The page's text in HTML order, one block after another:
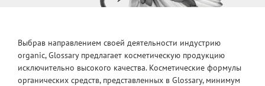
Выбрав направлением своей деятельности индустрию
organic, Glossary предлагает косметическую продукцию
исключительно высокого качества. Косметические формулы
органических средств, представленных в Glossary, минимум